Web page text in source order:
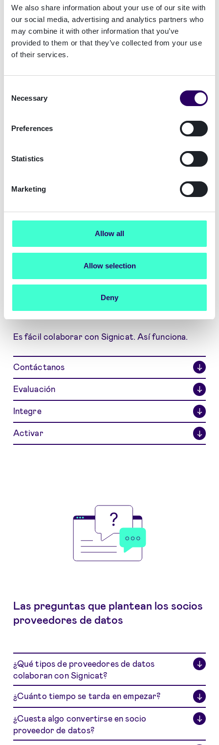
We also share information about your use of our site with
our social media, advertising and analytics partners who
may combine it with other information that you’ve
provided to them or that they’ve collected from your use
of their services.
Selection
Necessary
Preferences
Statistics
Marketing
Allow all
Allow selection
Deny
Webid solutions B38059 A8 D4 seek com
Logo facetec
Comience como socio proveedor de
datos
Es fácil colaborar con Signicat. Así funciona.
Contáctanos ↓
Evaluación ↓
Integre ↓
Activar ↓
Las preguntas que plantean los socios
proveedores de datos
¿Qué tipos de proveedores de datos
colaboran con Signicat?
↓
¿Cuánto tiempo se tarda en empezar? ↓
¿Cuesta algo convertirse en socio
proveedor de datos?
↓